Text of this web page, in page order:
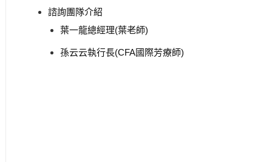
諮詢團隊介紹
葉一龍總經理(葉老師)
孫云云執行長(CFA國際芳療師)